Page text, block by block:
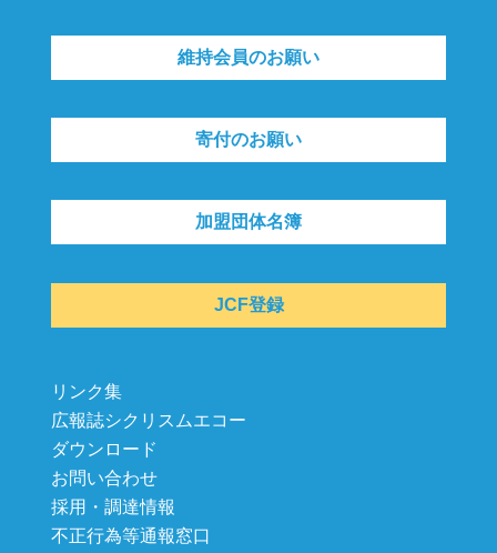
維持会員のお願い
寄付のお願い
加盟団体名簿
JCF登録
リンク集
広報誌シクリスムエコー
ダウンロード
お問い合わせ
採用・調達情報
不正行為等通報窓口